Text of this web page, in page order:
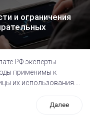
и ограничения
РФ эксперты
применимы к
их использования....
Далее